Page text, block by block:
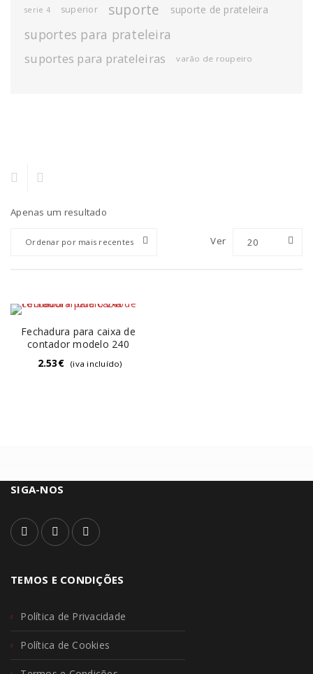
serie 4 superior suporte suporte de prateleira
suportes para prateleira
suportes para prateleiras varão de roupeiro
Apenas um resultado
Ordenar por mais recentes Ver 20
Fechadura para caixa de
contador modelo 240
2.53€ (iva incluído)
SIGA-NOS
TEMOS E CONDIÇÕES
Política de Privacidade
Política de Cookies